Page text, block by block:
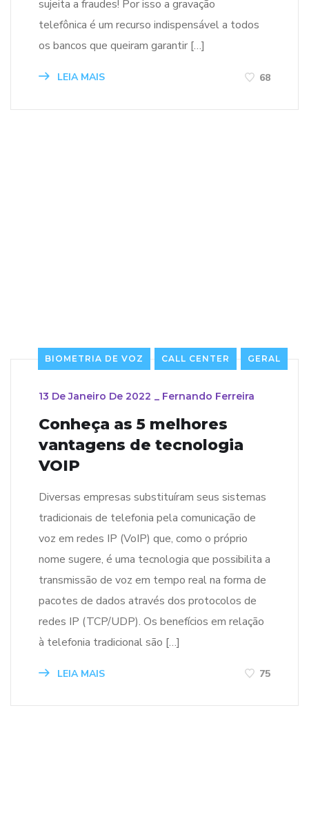
sujeita a fraudes! Por isso a gravação
telefônica é um recurso indispensável a todos
os bancos que queiram garantir […]
LEIA MAIS 68
BIOMETRIA DE VOZ CALL CENTER GERAL
13 De Janeiro De 2022 Fernando Ferreira
Conheça as 5 melhores
vantagens de tecnologia
VOIP
Diversas empresas substituíram seus sistemas
tradicionais de telefonia pela comunicação de
voz em redes IP (VoIP) que, como o próprio
nome sugere, é uma tecnologia que possibilita a
transmissão de voz em tempo real na forma de
pacotes de dados através dos protocolos de
redes IP (TCP/UDP). Os benefícios em relação
à telefonia tradicional são […]
LEIA MAIS 75